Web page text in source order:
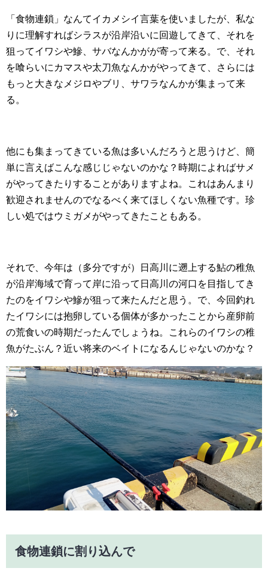
「食物連鎖」なんてイカメシイ言葉を使いましたが、私な
りに理解すればシラスが沿岸沿いに回遊してきて、それを
狙ってイワシや鰺、サバなんかがが寄って来る。で、それ
を喰らいにカマスや太刀魚なんかがやってきて、さらには
もっと大きなメジロやブリ、サワラなんかが集まって来
る。
他にも集まってきている魚は多いんだろうと思うけど、簡
単に言えばこんな感じじゃないのかな？時期によればサメ
がやってきたりすることがありますよね。これはあんまり
歓迎されませんのでなるべく来てほしくない魚種です。珍
しい処ではウミガメがやってきたこともある。
それで、今年は（多分ですが）日高川に遡上する鮎の稚魚
が沿岸海域で育って岸に沿って日高川の河口を目指してき
たのをイワシや鰺が狙って来たんだと思う。で、今回釣れ
たイワシには抱卵している個体が多かったことから産卵前
の荒食いの時期だったんでしょうね。これらのイワシの稚
魚がたぶん？近い将来のベイトになるんじゃないのかな？
食物連鎖に割り込んで